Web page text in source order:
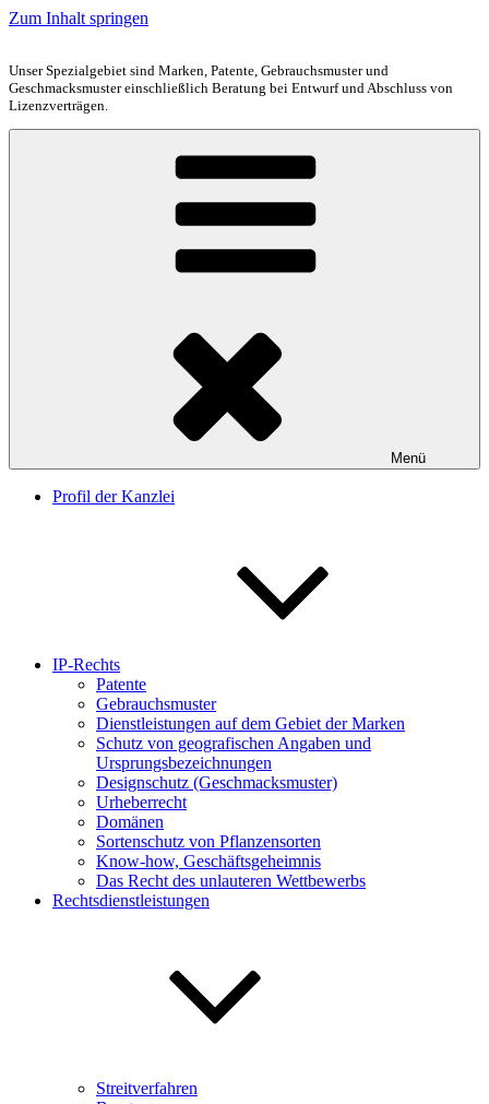
Zum Inhalt springen
Unser Spezialgebiet sind Marken, Patente, Gebrauchsmuster und
Geschmacksmuster einschließlich Beratung bei Entwurf und Abschluss von
Lizenzverträgen.
Menü
Profil der Kanzlei
IP-Rechts
Patente
Gebrauchsmuster
Dienstleistungen auf dem Gebiet der Marken
Schutz von geografischen Angaben und
Ursprungsbezeichnungen
Designschutz (Geschmacksmuster)
Urheberrecht
Domänen
Sortenschutz von Pflanzensorten
Know-how, Geschäftsgeheimnis
Das Recht des unlauteren Wettbewerbs
Rechtsdienstleistungen
Streitverfahren